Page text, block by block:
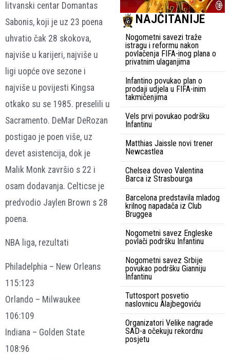
litvanski centar Domantas
Sabonis, koji je uz 23 poena
uhvatio čak 28 skokova,
najviše u karijeri, najviše u
ligi uopće ove sezone i
najviše u povijesti Kingsa
otkako su se 1985. preselili u
Sacramento. DeMar DeRozan
postigao je poen više, uz
devet asistencija, dok je
Malik Monk završio s 22 i
osam dodavanja. Celticse je
predvodio Jaylen Brown s 28
poena.
NBA liga, rezultati
Philadelphia – New Orleans
115:123
Orlando – Milwaukee
106:109
Indiana – Golden State
108:96
NAJČITANIJE
Nogometni savezi traže
istragu i reformu nakon
povlačenja FIFA-inog plana o
privatnim ulaganjima
Infantino povukao plan o
prodaji udjela u FIFA-inim
takmičenjima
Vels prvi povukao podršku
Infantinu
Matthias Jaissle novi trener
Newcastlea
Chelsea doveo Valentina
Barca iz Strasbourga
Barcelona predstavila mladog
krilnog napadača iz Club
Bruggea
Nogometni savez Engleske
povlači podršku Infantinu
Nogometni savez Srbije
povukao podršku Gianniju
Infantinu
Tuttosport posvetio
naslovnicu Alajbegoviću
Organizatori Velike nagrade
SAD-a očekuju rekordnu
posjetu